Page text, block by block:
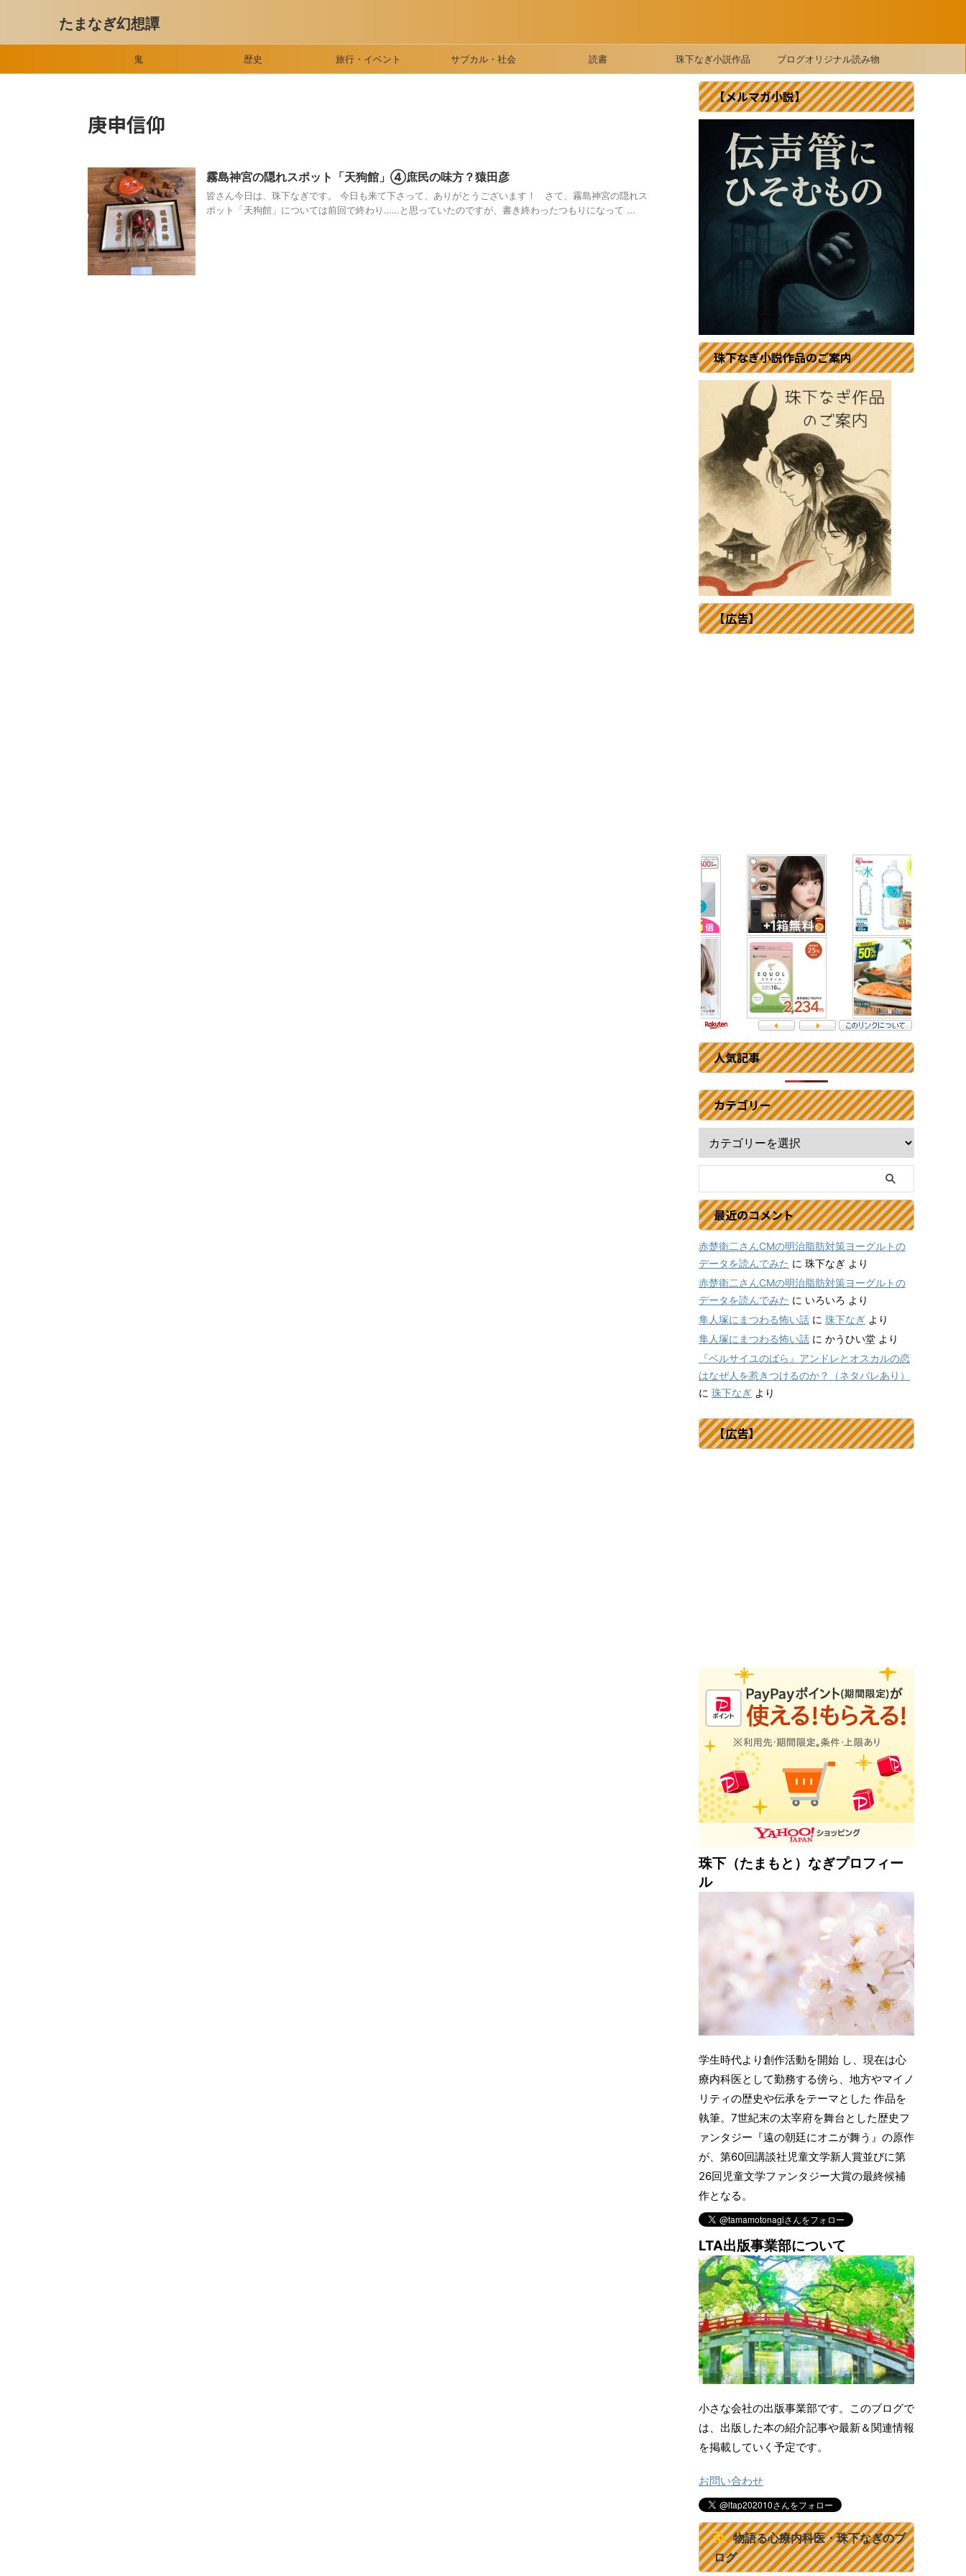
たまなぎ幻想譚
鬼 歴史 旅行・イベント サブカル・社会 読書 珠下なぎ小説作品 ブログオリジナル読み物
庚申信仰
霧島神宮の隠れスポット「天狗館」④庶民の味方？猿田彦
皆さん今日は、珠下なぎです。 今日も来て下さって、ありがとうございます！ さて、霧島神宮の隠れス
ポット「天狗館」については前回で終わり……と思っていたのですが、書き終わったつもりになって ...
【メルマガ小説】
珠下なぎ小説作品のご案内
【広告】
人気記事
カテゴリー
最近のコメント
赤楚衛二さんCMの明治脂肪対策ヨーグルトの
データを読んでみた に 珠下なぎ より
赤楚衛二さんCMの明治脂肪対策ヨーグルトの
データを読んでみた に いろいろ より
隼人塚にまつわる怖い話 に 珠下なぎ より
隼人塚にまつわる怖い話 に かうひい堂 より
『ベルサイユのばら』アンドレとオスカルの恋
はなぜ人を惹きつけるのか？（ネタバレあり）
に 珠下なぎ より
【広告】
珠下（たまもと）なぎプロフィー
ル
学生時代より創作活動を開始 し、現在は心
療内科医として勤務する傍ら、地方やマイノ
リティの歴史や伝承をテーマとした 作品を
執筆。7世紀末の太宰府を舞台とした歴史フ
ァンタジー『遠の朝廷にオニが舞う』の原作
が、第60回講談社児童文学新人賞並びに第
26回児童文学ファンタジー大賞の最終候補
作となる。
LTA出版事業部について
小さな会社の出版事業部です。このブログで
は、出版した本の紹介記事や最新＆関連情報
を掲載していく予定です。
お問い合わせ
物語る心療内科医・珠下なぎのブ
ログ